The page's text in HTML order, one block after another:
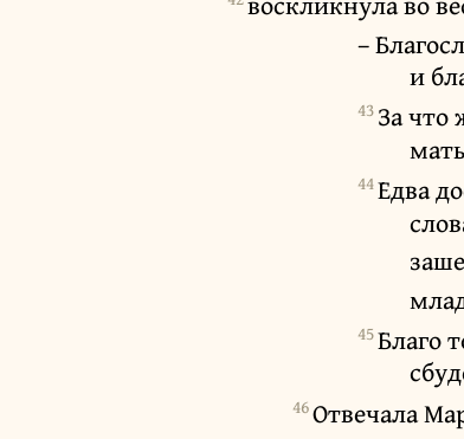
–
и
43За что
44Едва
45Благо
46Отвечала